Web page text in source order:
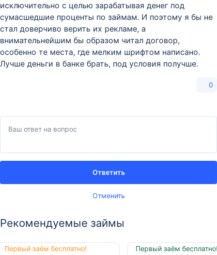
исключительно с целью зарабатывая денег под
сумасшедшие проценты по займам. И поэтому я бы не
стал доверчиво верить их рекламе, а
внимательнейшим бы образом читал договор,
особенно те места, где мелким шрифтом написано.
Лучше деньги в банке брать, под условия получше.
0
Отменить
Ответить
Рекомендуемые займы
Первый заём бесплатно! Первый заём